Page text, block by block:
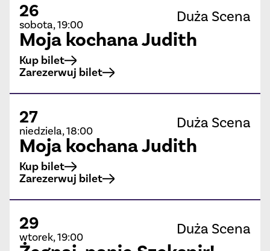
26
sobota, 19:00
Moja kochana Judith
Duża Scena
Kup bilet
Zarezerwuj bilet
27
niedziela, 18:00
Moja kochana Judith
Duża Scena
Kup bilet
Zarezerwuj bilet
29
wtorek, 19:00 Duża Scena